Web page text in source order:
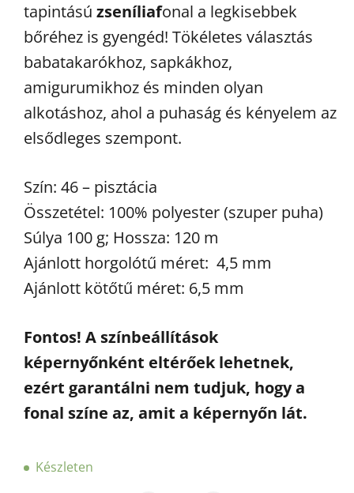
tapintású zseníliafonal a legkisebbek
bőréhez is gyengéd! Tökéletes választás
babatakarókhoz, sapkákhoz,
amigurumikhoz és minden olyan
alkotáshoz, ahol a puhaság és kényelem az
elsődleges szempont.
Szín: 46 – pisztácia
Összetétel: 100% polyester (szuper puha)
Súlya 100 g; Hossza: 120 m
Ajánlott horgolótű méret: 4,5 mm
Ajánlott kötőtű méret: 6,5 mm
Fontos! A színbeállítások
képernyőnként eltérőek lehetnek,
ezért garantálni nem tudjuk, hogy a
fonal színe az, amit a képernyőn lát.
Készleten